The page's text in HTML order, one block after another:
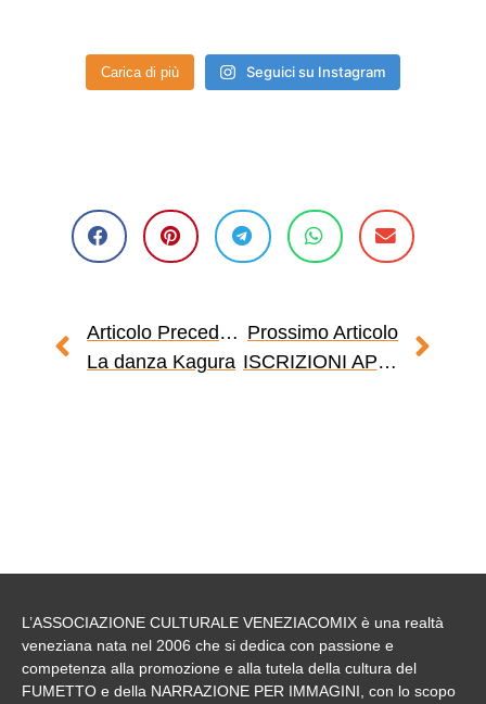
Carica di più Seguici su Instagram
Articolo Precedente
La danza Kagura
Prossimo Articolo
ISCRIZIONI APERTE AI CORSI MANGASCHOOL PER PER L’A.A. 2022-2023!
L’ASSOCIAZIONE CULTURALE VENEZIACOMIX è una realtà
veneziana nata nel 2006 che si dedica con passione e
competenza alla promozione e alla tutela della cultura del
FUMETTO e della NARRAZIONE PER IMMAGINI , con lo scopo